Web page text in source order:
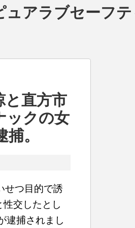
アラブセーフテ
と直方市
ックの女
。
せつ目的で誘
交したとし
逮捕されまし